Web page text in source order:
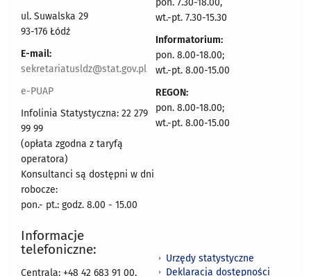
ul. Suwalska 29
93-176 Łódź
E-mail:
sekretariatusldz@stat.gov.pl
e-PUAP
Infolinia Statystyczna: 22 279
99 99
(opłata zgodna z taryfą
operatora)
Konsultanci są dostępni w dni
robocze:
pon.- pt.: godz. 8.00 - 15.00
pon. 7.30-18.00,
wt.-pt. 7.30-15.30
Informatorium:
pon. 8.00-18.00;
wt.-pt. 8.00-15.00
REGON:
pon. 8.00-18.00;
wt.-pt. 8.00-15.00
Informacje
telefoniczne:
Centrala: +48 42 683 91 00,
Urzędy statystyczne
Deklaracja dostępności